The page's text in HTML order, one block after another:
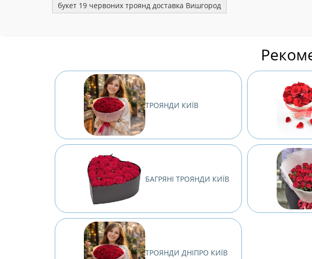
букет 19 червоних троянд доставка Вишгород
ТРОЯНДИ КИЇВ
БАГРЯНІ ТРОЯНДИ КИЇВ
ТРОЯНДИ ДНІПРО КИЇВ